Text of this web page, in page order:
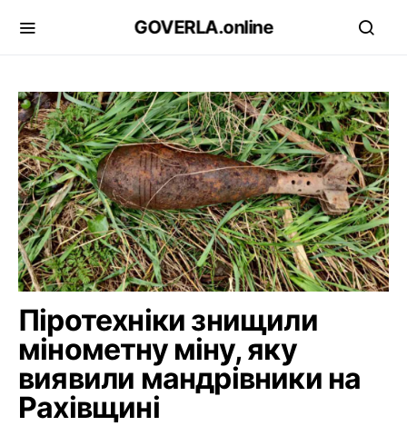
GOVERLA.online
Піротехніки знищили
мінометну міну, яку
виявили мандрівники на
Рахівщині